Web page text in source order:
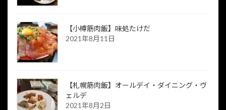
【小樽筋肉飯】味処たけだ
2021年8月11日
【札幌筋肉飯】オールデイ・ダイニング・ヴ
ェルデ
2021年8月2日